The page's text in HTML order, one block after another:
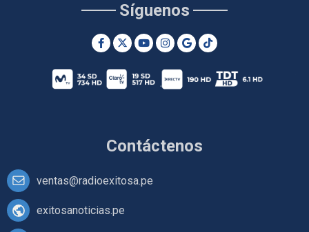
Contáctenos
ventas@radioexitosa.pe
exitosanoticias.pe
Síguenos